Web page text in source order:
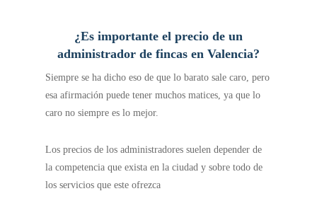
¿Es importante el precio de un
administrador de fincas en Valencia?
Siempre se ha dicho eso de que lo barato sale caro, pero
esa afirmación puede tener muchos matices, ya que lo
caro no siempre es lo mejor.
Los precios de los administradores suelen depender de
la competencia que exista en la ciudad y sobre todo de
los servicios que este ofrezca